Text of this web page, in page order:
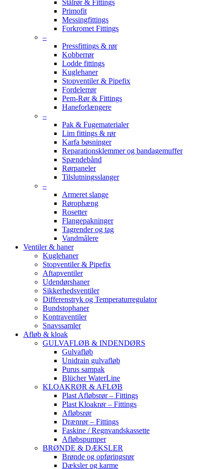
Stålrør & Fittings
Primofit
Messingfittings
Forkromet Fittings
–
Pressfittings & rør
Kobberrør
Lodde fittings
Kuglehaner
Stopventiler & Pipefix
Fordelerrør
Pem-Rør & Fittings
Haneforlængere
–
Pak & Fugematerialer
Lim fittings & rør
Karfa bøsninger
Reparationsklemmer og bandagemuffer
Spændebånd
Rørpaneler
Tilslutningsslanger
–
Armeret slange
Rørophæng
Rosetter
Flangepakninger
Tagrender og tag
Vandmålere
Ventiler & haner
Kuglehaner
Stopventiler & Pipefix
Aftapventiler
Udendørshaner
Sikkerhedsventiler
Differenstryk og Temperaturregulator
Bundstophaner
Kontraventiler
Snavssamler
Afløb & kloak
GULVAFLØB & INDENDØRS
Gulvafløb
Unidrain gulvafløb
Purus sampak
Blücher WaterLine
KLOAKRØR & AFLØB
Plast Afløbsrør – Fittings
Plast Kloakrør – Fittings
Afløbsrør
Drænrør – Fittings
Faskine / Regnvandskassette
Afløbspumper
BRØNDE & DÆKSLER
Brønde og opføringsrør
Dæksler og karme